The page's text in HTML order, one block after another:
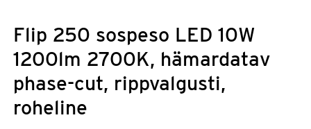
Flip 250 sospeso LED 10W
1200lm 2700K, hämardatav
phase-cut, rippvalgusti,
roheline